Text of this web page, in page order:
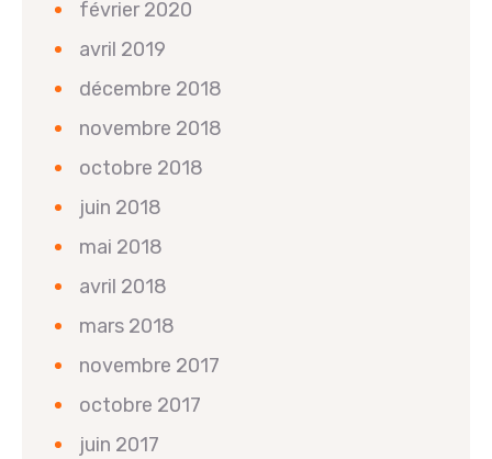
février 2020
avril 2019
décembre 2018
novembre 2018
octobre 2018
juin 2018
mai 2018
avril 2018
mars 2018
novembre 2017
octobre 2017
juin 2017